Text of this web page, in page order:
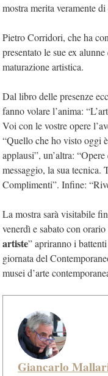
mostra merita veramente di
Pietro Corridori, che ha
presentato le sue ex
maturazione artistica.
Dal libro delle presenze
fanno volare l’anima:
Voi con le vostre opere
“Quello che ho visto oggi
applausi”, un’altra:
messaggio, la sua tecnica.
Complimenti”. Infine:
La mostra sarà visitabile
venerdì e sabato con
artiste” apriranno i
giornata del
musei d’arte
Giancarlo